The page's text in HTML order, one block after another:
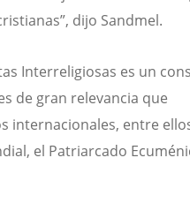
dijo Sandmel.
Interreligiosas es un
de gran relevancia que
internacionales, entre
el Patriarcado